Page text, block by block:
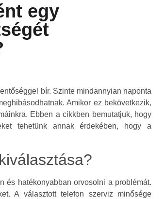
egy
bír. Szinte mindannyian naponta
Amikor ez bekövetkezik,
Ebben a cikkben bemutatjuk, hogy
tehetünk annak érdekében, hogy a
és hatékonyabban orvosolni a problémát.
A választott telefon szerviz minősége